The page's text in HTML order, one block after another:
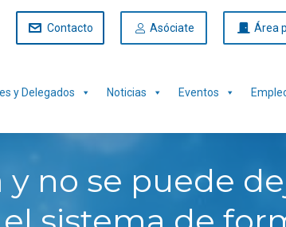
Contacto Asóciate Área
y Delegados Noticias Eventos
no se puede